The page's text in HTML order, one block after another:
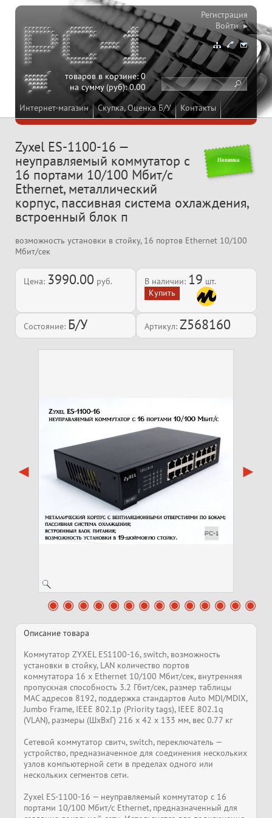
Интернет-магазин Скупка, Оценка Б/У Контакты
товаров в корзине:0
на сумму (руб):0.00
Регистрация
Войти ▸
Новинка
Zyxel ES-1100-16 —
неуправляемый коммутатор с
16 портами 10/100 Мбит/с
Ethernet, металлический
корпус, пассивная система охлаждения,
встроенный блок п
возможность установки в стойку, 16 портов Ethernet 10/100
Мбит/сек
Цена: 3990.00 руб. В наличии: 19 шт.
Состояние: Б/У Артикул: Z568160
Описание товара
Коммутатор ZYXEL ES1100-16, switch, возможность
установки в стойку, LAN количество портов
коммутатора 16 x Ethernet 10/100 Мбит/сек, внутренняя
пропускная способность 3.2 Гбит/сек, размер таблицы
MAC адресов 8192, поддержка стандартов Auto MDI/MDIX,
Jumbo Frame, IEEE 802.1p (Priority tags), IEEE 802.1q
(VLAN), размеры (ШxВxГ) 216 x 42 x 133 мм, вес 0.77 кг
Сетевой коммутатор свитч, switch, переключатель —
устройство, предназначенное для соединения нескольких
узлов компьютерной сети в пределах одного или
нескольких сегментов сети.
Zyxel ES-1100-16 — неуправляемый коммутатор с 16
портами 10/100 Мбит/с Ethernet, предназначенный для